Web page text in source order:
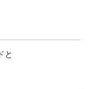
と